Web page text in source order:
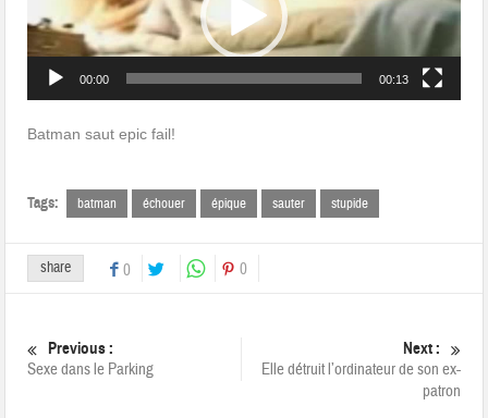
00:00 00:13
Batman saut epic fail!
Tags: batman échouer épique sauter stupide
share 0 0
Previous :
Sexe dans le Parking
Next :
Elle détruit l’ordinateur de son ex-
patron